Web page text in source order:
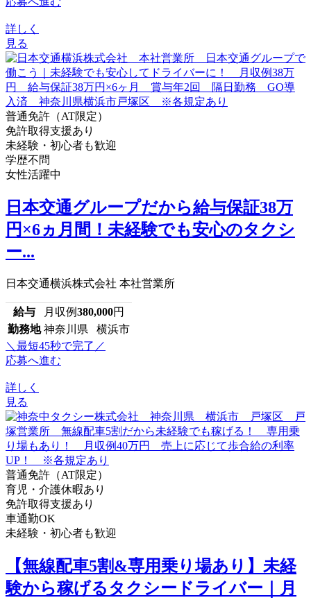
詳しく
見る
普通免許（AT限定）
免許取得支援あり
未経験・初心者も歓迎
学歴不問
女性活躍中
日本交通グループだから給与保証38万
円×6ヵ月間！未経験でも安心のタクシ
ー...
日本交通横浜株式会社 本社営業所
給与 月収例380,000円
勤務地 神奈川県 横浜市
＼最短45秒で完了／
応募へ進む
詳しく
見る
普通免許（AT限定）
育児・介護休暇あり
免許取得支援あり
車通勤OK
未経験・初心者も歓迎
【無線配車5割&専用乗り場あり】未経
験から稼げるタクシードライバー｜月